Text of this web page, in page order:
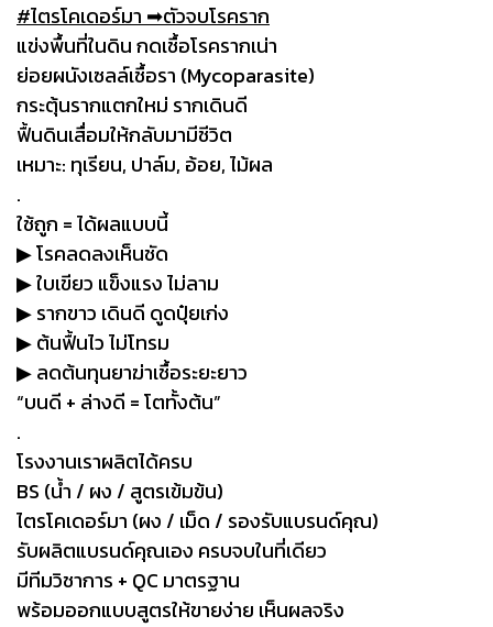
#ไตรโคเดอร์มา ➡︎ตัวจบโรคราก
แข่งพื้นที่ในดิน กดเชื้อโรครากเน่า
ย่อยผนังเซลล์เชื้อรา (Mycoparasite)
กระตุ้นรากแตกใหม่ รากเดินดี
ฟื้นดินเสื่อมให้กลับมามีชีวิต
เหมาะ: ทุเรียน, ปาล์ม, อ้อย, ไม้ผล
.
ใช้ถูก = ได้ผลแบบนี้
▶︎ โรคลดลงเห็นชัด
▶︎ ใบเขียว แข็งแรง ไม่ลาม
▶︎ รากขาว เดินดี ดูดปุ๋ยเก่ง
▶︎ ต้นฟื้นไว ไม่โทรม
▶︎ ลดต้นทุนยาฆ่าเชื้อระยะยาว
“บนดี + ล่างดี = โตทั้งต้น”
.
โรงงานเราผลิตได้ครบ
BS (น้ำ / ผง / สูตรเข้มข้น)
ไตรโคเดอร์มา (ผง / เม็ด / รองรับแบรนด์คุณ)
รับผลิตแบรนด์คุณเอง ครบจบในที่เดียว
มีทีมวิชาการ + QC มาตรฐาน
พร้อมออกแบบสูตรให้ขายง่าย เห็นผลจริง